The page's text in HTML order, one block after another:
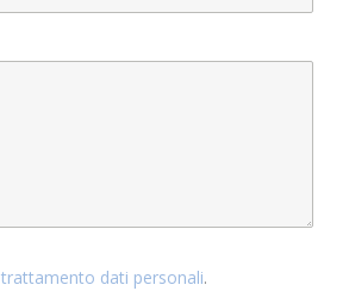
trattamento dati personali.